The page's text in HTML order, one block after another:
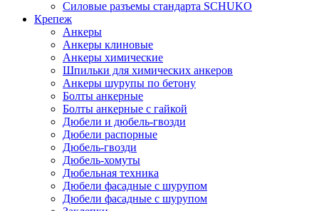
Силовые разъемы стандарта SCHUKO
Крепеж
Анкеры
Анкеры клиновые
Анкеры химические
Шпильки для химических анкеров
Анкеры шурупы по бетону
Болты анкерные
Болты анкерные с гайкой
Дюбели и дюбель-гвозди
Дюбели распорные
Дюбель-гвозди
Дюбель-хомуты
Дюбельная техника
Дюбели фасадные с шурупом
Дюбели фасадные с шурупом